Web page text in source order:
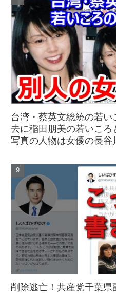
台湾・蔡英文総統の若
去に稲田朋美の若いころ
写真の人物は女優の長谷
削除逃亡！共産党千葉県